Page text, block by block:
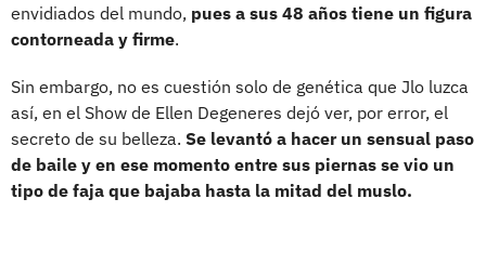
envidiados del mundo, pues a sus 48 años tiene un figura
contorneada y firme.
Sin embargo, no es cuestión solo de genética que Jlo luzca
así, en el Show de Ellen Degeneres dejó ver, por error, el
secreto de su belleza. Se levantó a hacer un sensual paso
de baile y en ese momento entre sus piernas se vio un
tipo de faja que bajaba hasta la mitad del muslo.